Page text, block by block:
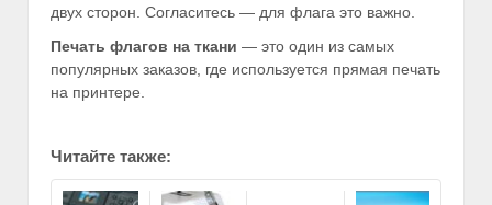
двух сторон. Согласитесь — для флага это важно.
Печать флагов на ткани — это один из самых
популярных заказов, где используется прямая печать
на принтере.
Читайте также: